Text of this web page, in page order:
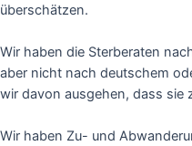
überschätzen.
Wir haben die Sterberaten
aber nicht nach deutschem
wir davon ausgehen, dass sie
Wir haben Zu- und